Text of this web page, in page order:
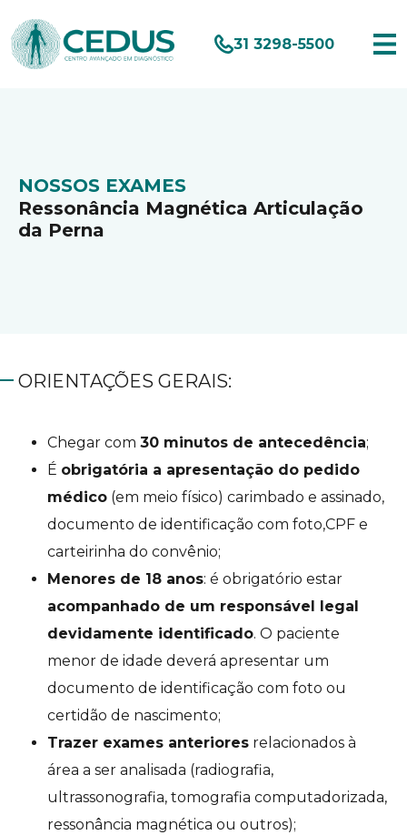
31 3298-5500
NOSSOS EXAMES
Ressonância Magnética Articulação
da Perna
ORIENTAÇÕES GERAIS:
Chegar com 30 minutos de antecedência;
É obrigatória a apresentação do pedido
médico (em meio físico) carimbado e assinado,
documento de identificação com foto,CPF e
carteirinha do convênio;
Menores de 18 anos: é obrigatório estar
acompanhado de um responsável legal
devidamente identificado. O paciente
menor de idade deverá apresentar um
documento de identificação com foto ou
certidão de nascimento;
Trazer exames anteriores relacionados à
área a ser analisada (radiografia,
ultrassonografia, tomografia computadorizada,
ressonância magnética ou outros);